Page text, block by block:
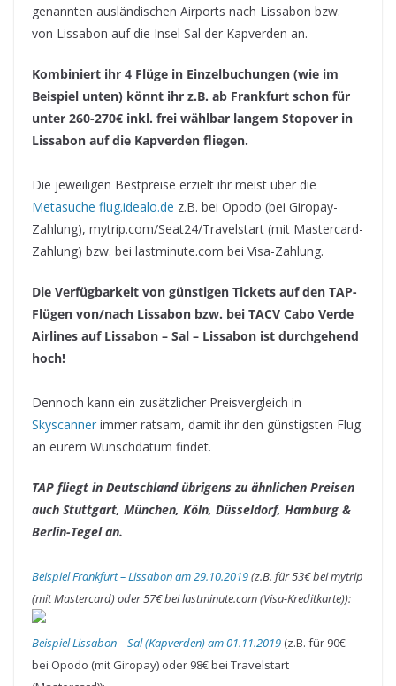
genannten ausländischen Airports nach Lissabon bzw.
von Lissabon auf die Insel Sal der Kapverden an.
Kombiniert ihr 4 Flüge in Einzelbuchungen (wie im
Beispiel unten) könnt ihr z.B. ab Frankfurt schon für
unter 260-270€ inkl. frei wählbar langem Stopover in
Lissabon auf die Kapverden fliegen.
Die jeweiligen Bestpreise erzielt ihr meist über die
Metasuche flug.idealo.de z.B. bei Opodo (bei Giropay-
Zahlung), mytrip.com/Seat24/Travelstart (mit Mastercard-
Zahlung) bzw. bei lastminute.com bei Visa-Zahlung.
Die Verfügbarkeit von günstigen Tickets auf den TAP-
Flügen von/nach Lissabon bzw. bei TACV Cabo Verde
Airlines auf Lissabon – Sal – Lissabon ist durchgehend
hoch!
Dennoch kann ein zusätzlicher Preisvergleich in
Skyscanner immer ratsam, damit ihr den günstigsten Flug
an eurem Wunschdatum findet.
TAP fliegt in Deutschland übrigens zu ähnlichen Preisen
auch Stuttgart, München, Köln, Düsseldorf, Hamburg &
Berlin-Tegel an.
Beispiel Frankfurt – Lissabon am 29.10.2019(z.B. für 53€ bei mytrip
(mit Mastercard) oder 57€ bei lastminute.com (Visa-Kreditkarte)):
Beispiel Lissabon – Sal (Kapverden) am 01.11.2019 (z.B. für 90€
bei Opodo (mit Giropay) oder 98€ bei Travelstart